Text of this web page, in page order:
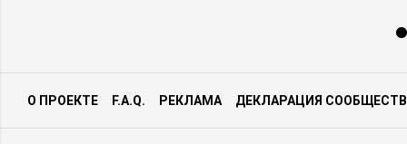
О ПРОЕКТЕ F.A.Q. РЕКЛАМА ДЕКЛАРАЦИЯ